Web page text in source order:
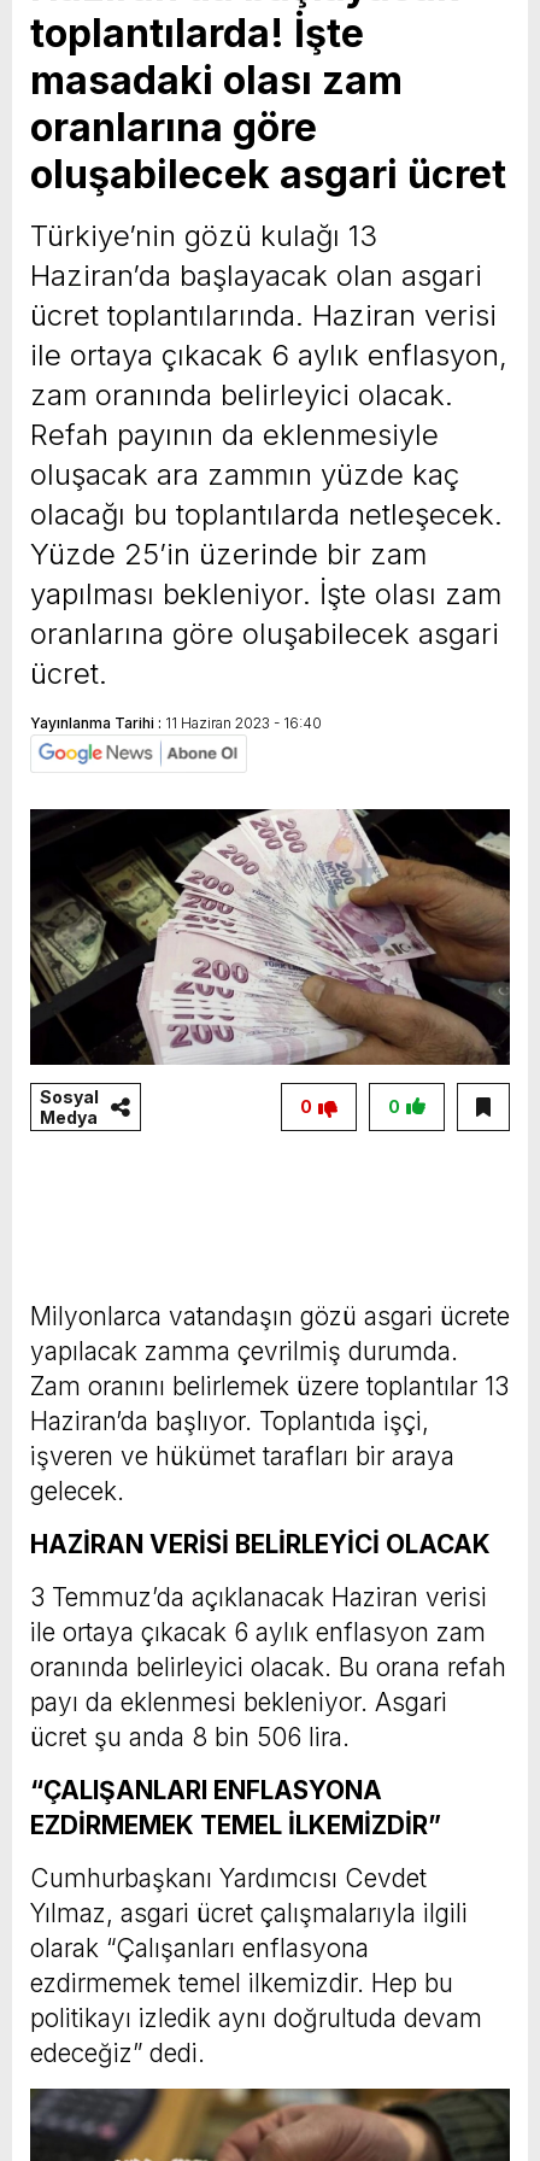
yeni özellikler belli oldu
toplantılarda! İşte
masadaki olası zam
oranlarına göre
oluşabilecek asgari ücret
Türkiye’nin gözü kulağı 13
Haziran’da başlayacak olan asgari
ücret toplantılarında. Haziran verisi
ile ortaya çıkacak 6 aylık enflasyon,
zam oranında belirleyici olacak.
Refah payının da eklenmesiyle
oluşacak ara zammın yüzde kaç
olacağı bu toplantılarda netleşecek.
Yüzde 25’in üzerinde bir zam
yapılması bekleniyor. İşte olası zam
oranlarına göre oluşabilecek asgari
ücret.
Yayınlanma Tarihi : 11 Haziran 2023 - 16:40
Sosyal
Medya
0
0
Milyonlarca vatandaşın gözü asgari ücrete
yapılacak zamma çevrilmiş durumda.
Zam oranını belirlemek üzere toplantılar 13
Haziran’da başlıyor. Toplantıda işçi,
işveren ve hükümet tarafları bir araya
gelecek.
HAZİRAN VERİSİ BELİRLEYİCİ OLACAK
3 Temmuz’da açıklanacak Haziran verisi
ile ortaya çıkacak 6 aylık enflasyon zam
oranında belirleyici olacak. Bu orana refah
payı da eklenmesi bekleniyor. Asgari
ücret şu anda 8 bin 506 lira.
“ÇALIŞANLARI ENFLASYONA
EZDİRMEMEK TEMEL İLKEMİZDİR”
Cumhurbaşkanı Yardımcısı Cevdet
Yılmaz, asgari ücret çalışmalarıyla ilgili
olarak “Çalışanları enflasyona
ezdirmemek temel ilkemizdir. Hep bu
politikayı izledik aynı doğrultuda devam
edeceğiz” dedi.